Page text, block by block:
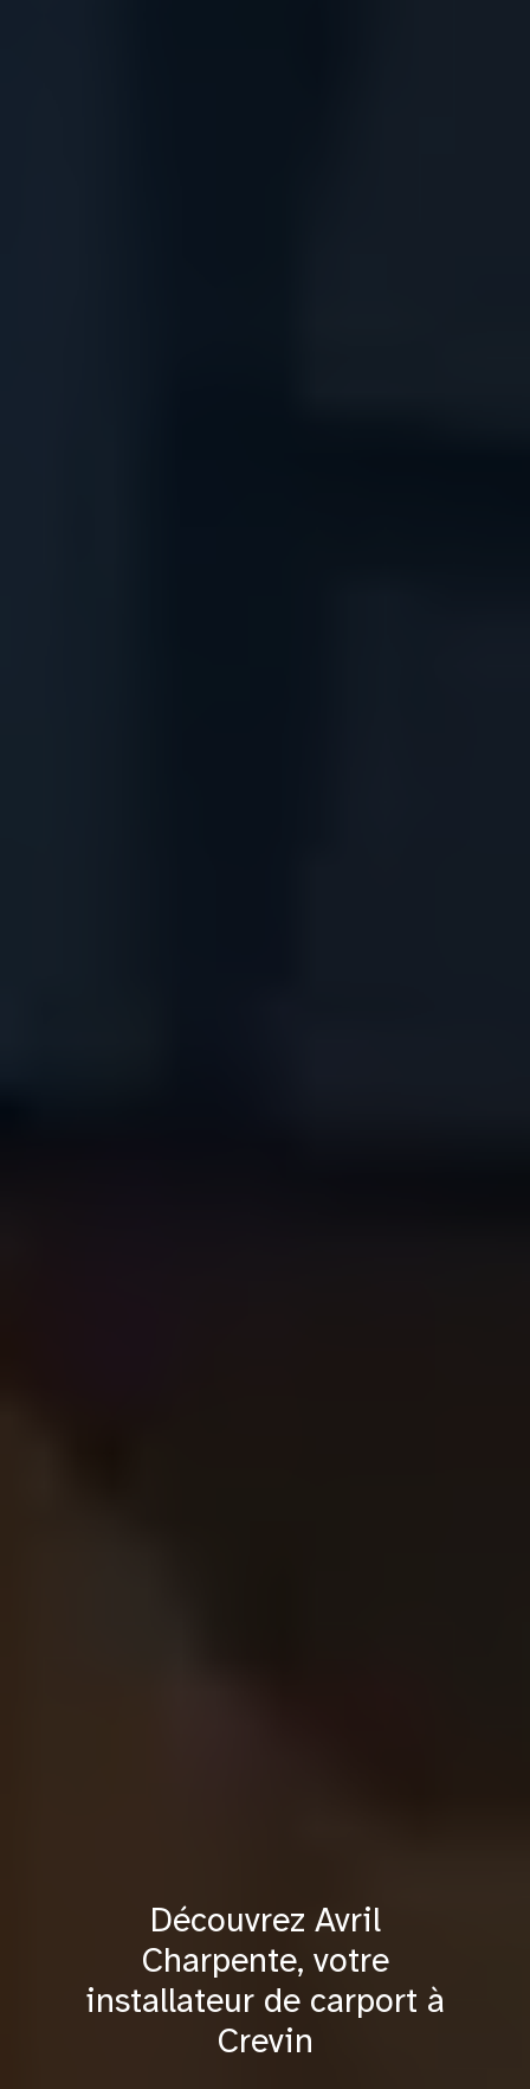
Découvrez Avril
Charpente, votre
installateur de carport à
Crevin